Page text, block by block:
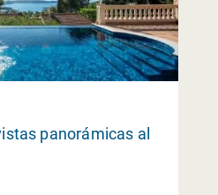
panorámicas al